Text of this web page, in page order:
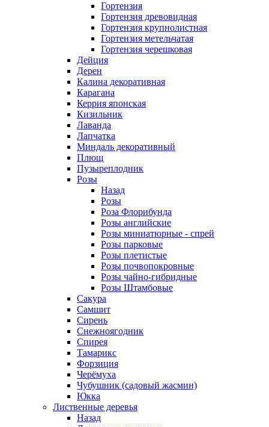
Гортензия
Гортензия древовидная
Гортензия крупнолистная
Гортензия метельчатая
Гортензия черешковая
Дейция
Дерен
Калина декоративная
Карагана
Керрия японская
Кизильник
Лаванда
Лапчатка
Миндаль декоративный
Плющ
Пузыреплодник
Розы
Назад
Розы
Роза Флорибунда
Розы английские
Розы миниатюрные - спрей
Розы парковые
Розы плетистые
Розы почвопокровные
Розы чайно-гибридные
Розы Штамбовые
Сакура
Самшит
Сирень
Снежноягодник
Спирея
Тамарикс
Форзиция
Черёмуха
Чубушник (садовый жасмин)
Юкка
Лиственные деревья
Назад